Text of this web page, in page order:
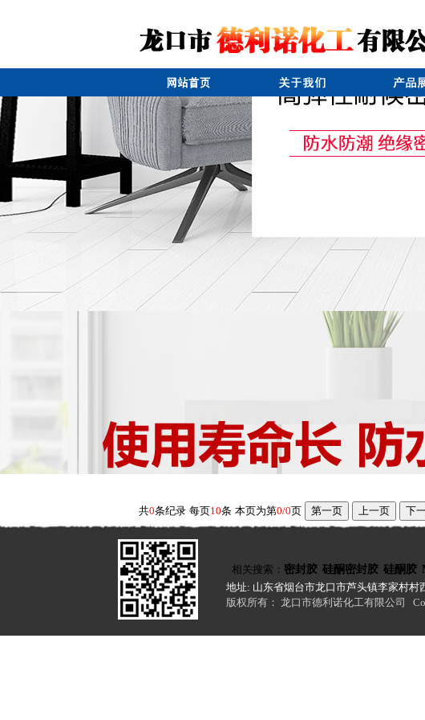
共0条纪录 每页10条 本页为第0/0页
相关搜索： 密封胶 硅酮密封胶 硅酮胶
地址: 山东省烟台市龙口市芦头镇李家村
版权所有： 龙口市德利诺化工有限公司